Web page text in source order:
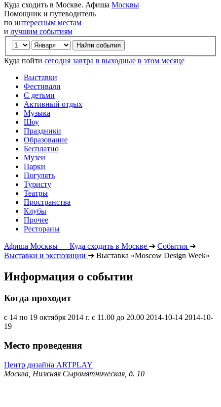
Куда сходить в Москве. Афиша Москвы
Помощник и путеводитель
по интересным местам
и лучшим событиям
Куда пойти сегодня завтра в выходные в этом месяце
Выставки
Фестивали
С детьми
Активный отдых
Музыка
Шоу
Праздники
Образование
Бесплатно
Музеи
Парки
Погулять
Туристу
Театры
Пространства
Клубы
Прочее
Рестораны
Афиша Москвы — Куда сходить в Москве ➔ События ➔
Выставки и экспозиции ➔ Выставка «Moscow Design Week»
Информация о событии
Когда проходит
с 14 по 19 октября 2014 г. с 11.00 до 20.00 2014-10-14 2014-10-
19
Место проведения
Центр дизайна ARTPLAY
Москва, Нижняя Сыромятническая, д. 10